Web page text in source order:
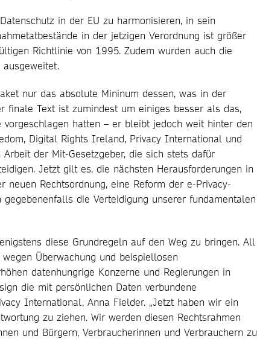
in der EU zu harmonisieren, in sein
in der jetzigen Verordnung ist größer
Richtlinie von 1995. Zudem wurden auch die
nur das absolute Mininum dessen, was in der
finale Text ist zumindest um einiges besser als das,
hatten – er bleibt jedoch weit hinter den
Digital Rights Ireland, Privacy International und
der Mit-Gesetzgeber, die sich stets dafür
Jetzt gilt es, die nächsten Herausforderungen in
Rechtsordnung, eine Reform der e-Privacy-
die Verteidigung unserer fundamentalen
diese Grundregeln auf den Weg zu bringen. All
Überwachung und beispiellosen
datenhungrige Konzerne und Regierungen in
die mit persönlichen Daten verbundene
International, Anna Fielder. „Jetzt haben wir ein
zu ziehen. Wir werden diesen Rechtsrahmen
und Bürgern, Verbraucherinnen und Verbrauchern zu